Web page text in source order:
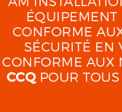
ÉQUIPEMENT
CONFORME
SÉCURITÉ EN
CONFORME AUX
CCQPOUR TOUS